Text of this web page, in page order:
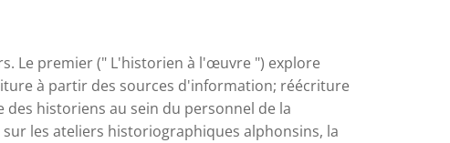
Le premier (" L'historien à l'œuvre ") explore
à partir des sources d'information; réécriture
historiens au sein du personnel de la
les ateliers historiographiques alphonsins, la